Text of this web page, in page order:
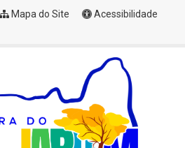
Mapa do Site
Acessibilidade